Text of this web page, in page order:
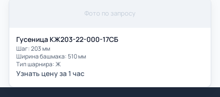
Фото по запросу
Гусеница КЖ203-22-000-17СБ
Шаг: 203 мм
Ширина башмака: 510 мм
Тип шарнира: Ж
Узнать цену за 1 час